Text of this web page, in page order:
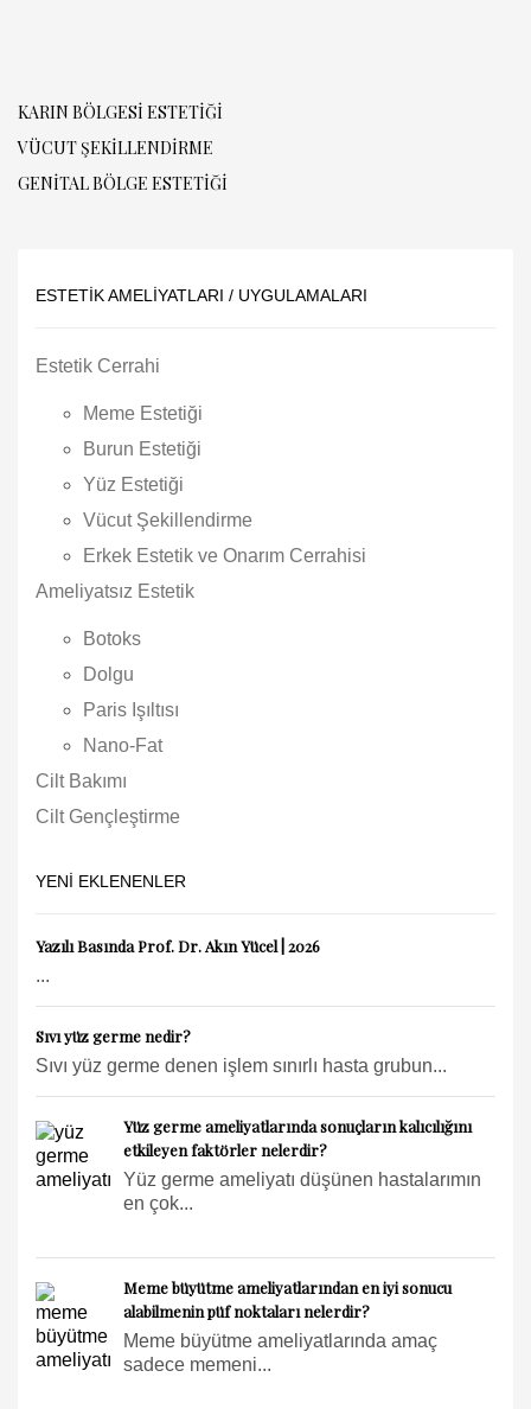
KARIN BÖLGESI ESTETIĞI
VÜCUT ŞEKILLENDIRME
GENITAL BÖLGE ESTETIĞI
ESTETIK AMELIYATLARI / UYGULAMALARI
Estetik Cerrahi
Meme Estetiği
Burun Estetiği
Yüz Estetiği
Vücut Şekillendirme
Erkek Estetik ve Onarım Cerrahisi
Ameliyatsız Estetik
Botoks
Dolgu
Paris Işıltısı
Nano-Fat
Cilt Bakımı
Cilt Gençleştirme
YENI EKLENENLER
Yazılı Basında Prof. Dr. Akın Yücel | 2026
...
Sıvı yüz germe nedir?
Sıvı yüz germe denen işlem sınırlı hasta grubun...
Yüz germe ameliyatlarında sonuçların kalıcılığını
etkileyen faktörler nelerdir?
Yüz germe ameliyatı düşünen hastalarımın
en çok...
Meme büyütme ameliyatlarından en iyi sonucu
alabilmenin püf noktaları nelerdir?
Meme büyütme ameliyatlarında amaç
sadece memeni...